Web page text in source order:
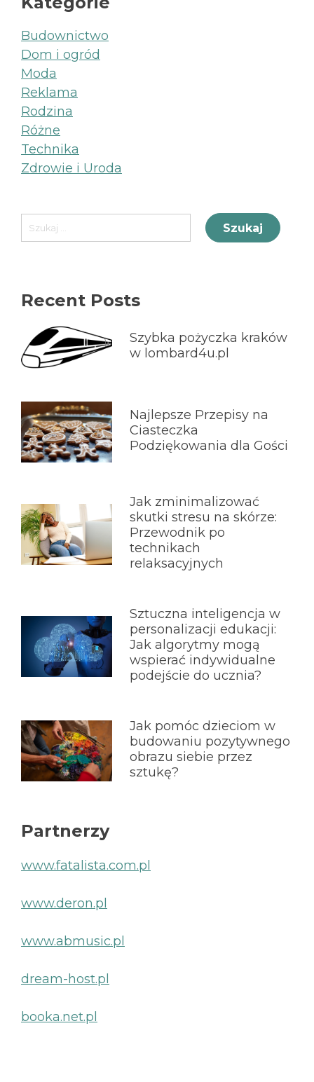
Budownictwo
Dom i ogród
Moda
Reklama
Rodzina
Różne
Technika
Zdrowie i Uroda
Szukaj:
Recent Posts
Szybka pożyczka kraków
w lombard4u.pl
Najlepsze Przepisy na
Ciasteczka
Podziękowania dla Gości
Jak zminimalizować
skutki stresu na skórze:
Przewodnik po
technikach
relaksacyjnych
Sztuczna inteligencja w
personalizacji edukacji:
Jak algorytmy mogą
wspierać indywidualne
podejście do ucznia?
Jak pomóc dzieciom w
budowaniu pozytywnego
obrazu siebie przez
sztukę?
Partnerzy
www.fatalista.com.pl
www.deron.pl
www.abmusic.pl
dream-host.pl
booka.net.pl